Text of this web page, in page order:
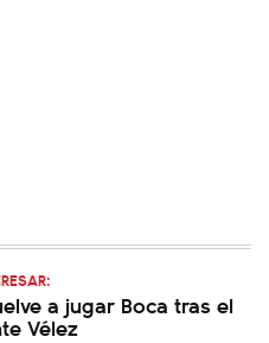
a jugar Boca tras el
Vélez